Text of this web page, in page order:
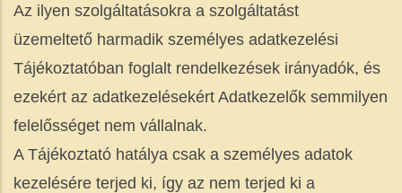
Az ilyen szolgáltatásokra a szolgáltatást
üzemeltető harmadik személyes adatkezelési
Tájékoztatóban foglalt rendelkezések irányadók, és
ezekért az adatkezelésekért Adatkezelők semmilyen
felelősséget nem vállalnak.
A Tájékoztató hatálya csak a személyes adatok
kezelésére terjed ki, így az nem terjed ki a